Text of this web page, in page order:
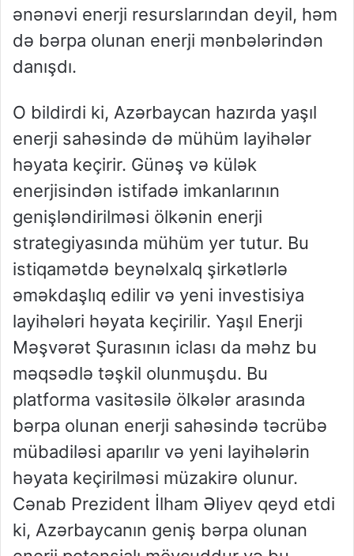
ənənəvi enerji resurslarından deyil, həm
də bərpa olunan enerji mənbələrindən
danışdı.
O bildirdi ki, Azərbaycan hazırda yaşıl
enerji sahəsində də mühüm layihələr
həyata keçirir. Günəş və külək
enerjisindən istifadə imkanlarının
genişləndirilməsi ölkənin enerji
strategiyasında mühüm yer tutur. Bu
istiqamətdə beynəlxalq şirkətlərlə
əməkdaşlıq edilir və yeni investisiya
layihələri həyata keçirilir. Yaşıl Enerji
Məşvərət Şurasının iclası da məhz bu
məqsədlə təşkil olunmuşdu. Bu
platforma vasitəsilə ölkələr arasında
bərpa olunan enerji sahəsində təcrübə
mübadiləsi aparılır və yeni layihələrin
həyata keçirilməsi müzakirə olunur.
Cənab Prezident İlham Əliyev qeyd etdi
ki, Azərbaycanın geniş bərpa olunan